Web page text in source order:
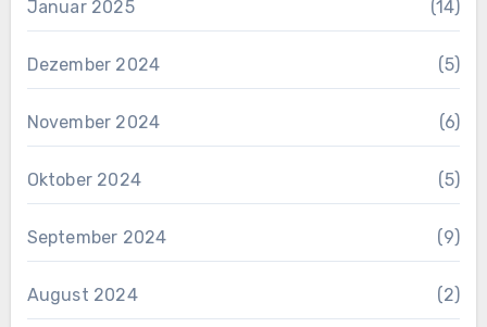
Januar 2025 (14)
Dezember 2024 (5)
November 2024 (6)
Oktober 2024 (5)
September 2024 (9)
August 2024 (2)